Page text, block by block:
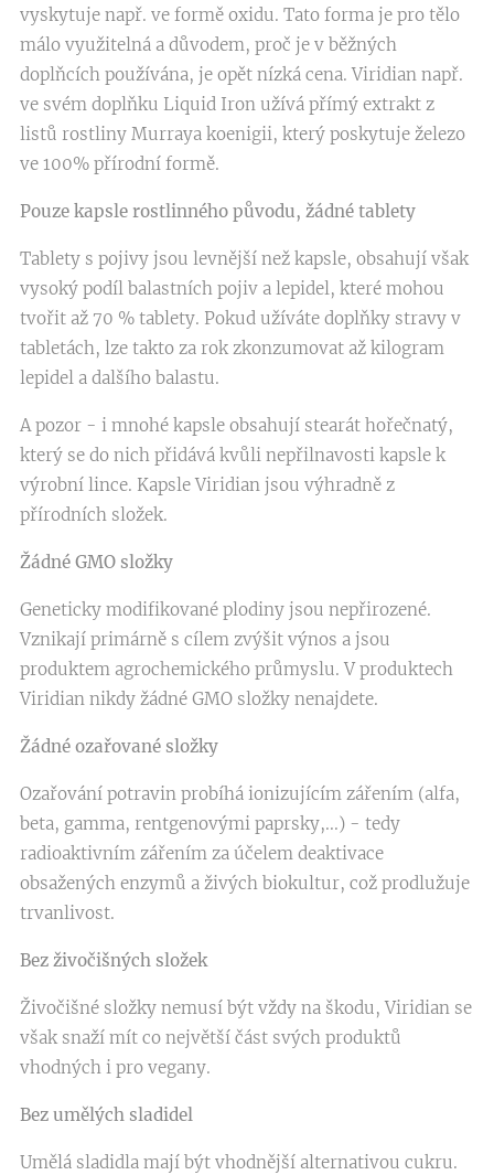
vyskytuje např. ve formě oxidu. Tato forma je pro tělo
málo využitelná a důvodem, proč je v běžných
doplňcích používána, je opět nízká cena. Viridian např.
ve svém doplňku Liquid Iron užívá přímý extrakt z
listů rostliny Murraya koenigii, který poskytuje železo
ve 100% přírodní formě.
Pouze kapsle rostlinného původu, žádné tablety
Tablety s pojivy jsou levnější než kapsle, obsahují však
vysoký podíl balastních pojiv a lepidel, které mohou
tvořit až 70 % tablety. Pokud užíváte doplňky stravy v
tabletách, lze takto za rok zkonzumovat až kilogram
lepidel a dalšího balastu.
A pozor - i mnohé kapsle obsahují stearát hořečnatý,
který se do nich přidává kvůli nepřilnavosti kapsle k
výrobní lince. Kapsle Viridian jsou výhradně z
přírodních složek.
Žádné GMO složky
Geneticky modifikované plodiny jsou nepřirozené.
Vznikají primárně s cílem zvýšit výnos a jsou
produktem agrochemického průmyslu. V produktech
Viridian nikdy žádné GMO složky nenajdete.
Žádné ozařované složky
Ozařování potravin probíhá ionizujícím zářením (alfa,
beta, gamma, rentgenovými paprsky,...) - tedy
radioaktivním zářením za účelem deaktivace
obsažených enzymů a živých biokultur, což prodlužuje
trvanlivost.
Bez živočišných složek
Živočišné složky nemusí být vždy na škodu, Viridian se
však snaží mít co největší část svých produktů
vhodných i pro vegany.
Bez umělých sladidel
Umělá sladidla mají být vhodnější alternativou cukru.